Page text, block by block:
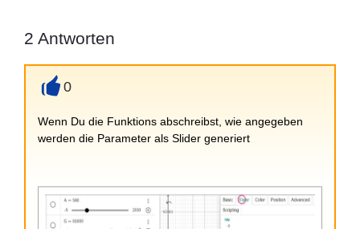
2 Antworten
0
Wenn Du die Funktions abschreibst, wie angegeben
werden die Parameter als Slider generiert